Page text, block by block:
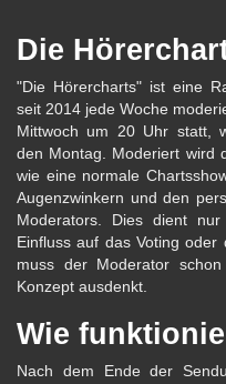
Die
"Die Hörercharts" ist eine
seit 2014 jede Woche
Mittwoch um 20 Uhr statt,
den Montag. Moderiert wird
wie eine normale
Augenzwinkern und den
Moderators. Dies dient
Einfluss auf das Voting
muss der Moderator
Konzept ausdenkt.
Wie
Nach dem Ende der